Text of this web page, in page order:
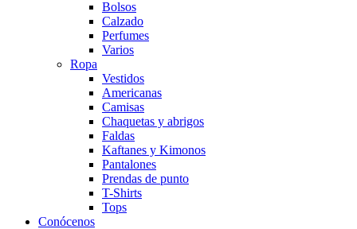
Bolsos
Calzado
Perfumes
Varios
Ropa
Vestidos
Americanas
Camisas
Chaquetas y abrigos
Faldas
Kaftanes y Kimonos
Pantalones
Prendas de punto
T-Shirts
Tops
Conócenos